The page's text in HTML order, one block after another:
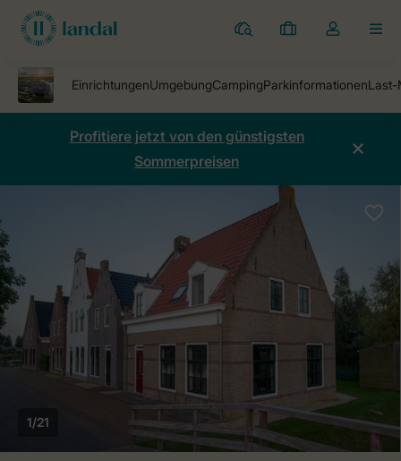
Ferienparks
Meine
Dropdown-
öffnen
Profitiere jetzt von den günstigsten
Sommerpreisen
1/21